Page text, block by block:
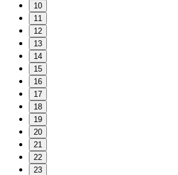
10
11
12
13
14
15
16
17
18
19
20
21
22
23